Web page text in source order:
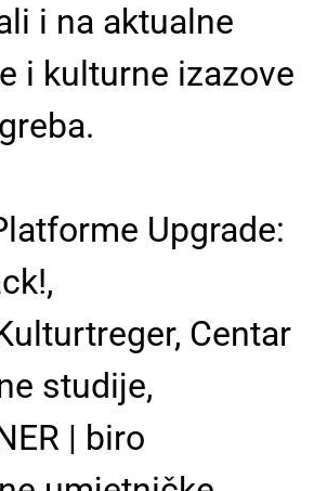
i na aktualne
i kulturne izazove
Upgrade:
Centar
studije,
| biro